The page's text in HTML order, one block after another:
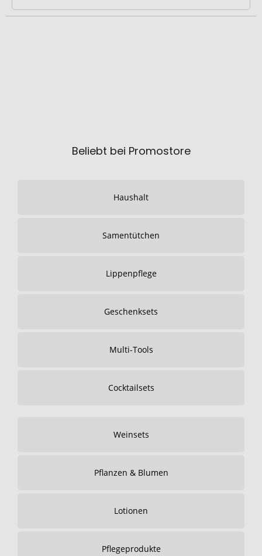
Beliebt bei Promostore
Haushalt
Samentütchen
Lippenpflege
Geschenksets
Multi-Tools
Cocktailsets
Weinsets
Pflanzen & Blumen
Lotionen
Pflegeprodukte